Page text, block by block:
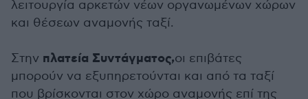
λειτουργία αρκετών νέων οργανωμένων χώρων
και θέσεων αναμονής ταξί.
Στην πλατεία Συντάγματος,οι επιβάτες
μπορούν να εξυπηρετούνται και από τα ταξί
που βρίσκονται στον χώρο αναμονής επί της